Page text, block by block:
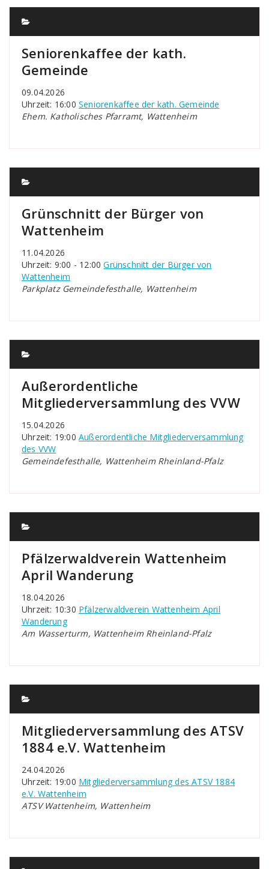
Seniorenkaffee der kath.
Gemeinde
09.04.2026
Uhrzeit: 16:00 Seniorenkaffee der kath. Gemeinde
Ehem. Katholisches Pfarramt, Wattenheim
Grünschnitt der Bürger von
Wattenheim
11.04.2026
Uhrzeit: 9:00 - 12:00Grünschnitt der Bürger von
Wattenheim
Parkplatz Gemeindefesthalle, Wattenheim
Außerordentliche
Mitgliederversammlung des VVW
15.04.2026
Uhrzeit: 19:00 Außerordentliche Mitgliederversammlung
des VVW
Gemeindefesthalle, Wattenheim Rheinland-Pfalz
Pfälzerwaldverein Wattenheim
April Wanderung
18.04.2026
Uhrzeit: 10:30 Pfälzerwaldverein Wattenheim April
Wanderung
Am Wasserturm, Wattenheim Rheinland-Pfalz
Mitgliederversammlung des ATSV
1884 e.V. Wattenheim
24.04.2026
Uhrzeit: 19:00 Mitgliederversammlung des ATSV 1884
e.V. Wattenheim
ATSV Wattenheim, Wattenheim